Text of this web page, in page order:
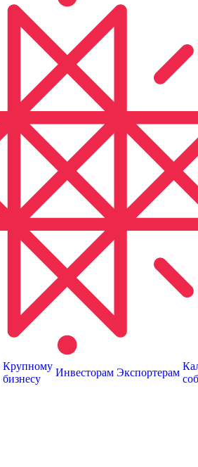
Крупному
бизнесу
Инвесторам Экспортерам